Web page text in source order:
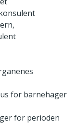
for barnehager
for perioden